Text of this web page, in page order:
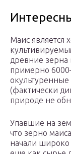
Маис является
древние
примерно
(фактически
природе не
Упавшие на
что зерно
начали широко